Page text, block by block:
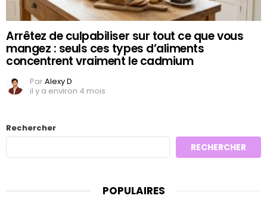
Arrêtez de culpabiliser sur tout ce que vous
mangez : seuls ces types d’aliments
concentrent vraiment le cadmium
ParAlexy D
il y a environ 4 mois
Rechercher
RECHERCHER
POPULAIRES